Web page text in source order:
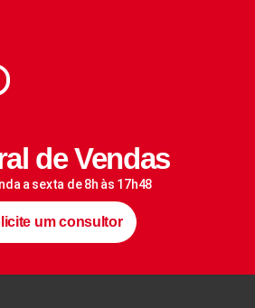
de Vendas
a sexta de 8h às 17h48
um consultor